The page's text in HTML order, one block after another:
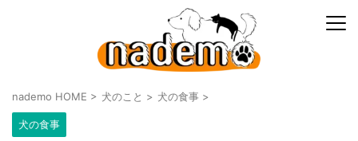
nademo HOME > 犬のこと > 犬の食事 >
犬の食事